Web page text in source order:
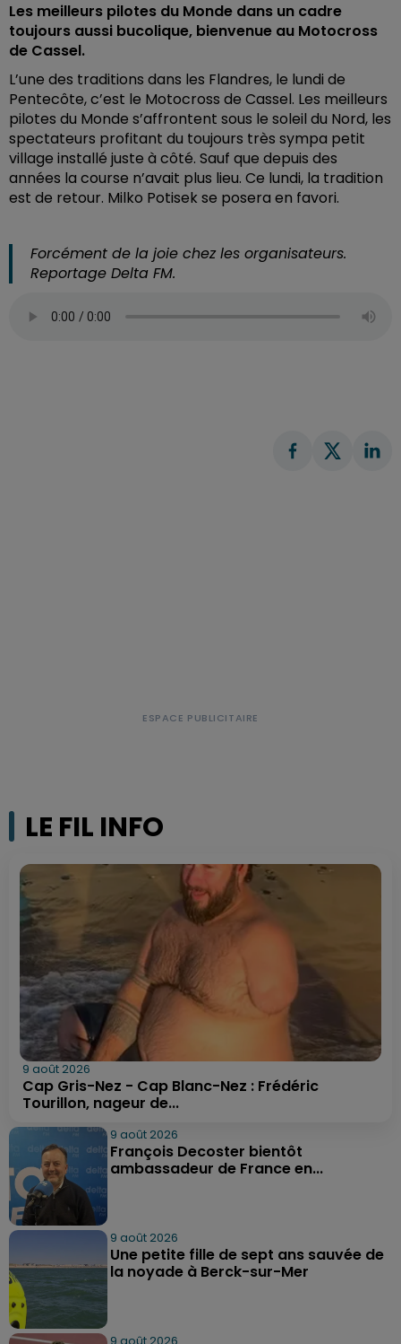
Les meilleurs pilotes du Monde dans un cadre
toujours aussi bucolique, bienvenue au Motocross
de Cassel.
L’une des traditions dans les Flandres, le lundi de
Pentecôte, c’est le Motocross de Cassel. Les meilleurs
pilotes du Monde s’affrontent sous le soleil du Nord, les
spectateurs profitant du toujours très sympa petit
village installé juste à côté. Sauf que depuis des
années la course n’avait plus lieu. Ce lundi, la tradition
est de retour. Milko Potisek se posera en favori.
Forcément de la joie chez les organisateurs.
Reportage Delta FM.
LE FIL INFO
9 août 2026
Cap Gris-Nez - Cap Blanc-Nez : Frédéric
Tourillon, nageur de...
9 août 2026
François Decoster bientôt
ambassadeur de France en...
9 août 2026
Une petite fille de sept ans sauvée de
la noyade à Berck-sur-Mer
9 août 2026